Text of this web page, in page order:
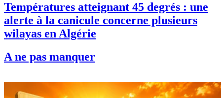
Températures atteignant 45 degrés : une
alerte à la canicule concerne plusieurs
wilayas en Algérie
A ne pas manquer